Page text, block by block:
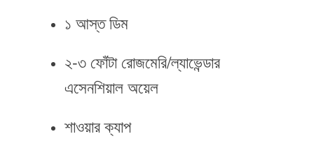
১ আস্ত ডিম
২-৩ ফোঁটা রোজমেরি/ল্যাভেন্ডার
এসেনশিয়াল অয়েল
শাওয়ার ক্যাপ